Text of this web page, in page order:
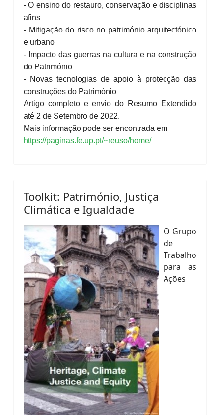
- O ensino do restauro, conservação e disciplinas
afins
- Mitigação do risco no património arquitectónico
e urbano
- Impacto das guerras na cultura e na construção
do Património
- Novas tecnologias de apoio à protecção das
construções do Património
Artigo completo e envio do Resumo Extendido
até 2 de Setembro de 2022.
Mais informação pode ser encontrada em
https://paginas.fe.up.pt/~reuso/home/
Toolkit: Património, Justiça
Climática e Igualdade
O Grupo
de
Trabalho
para as
Ações